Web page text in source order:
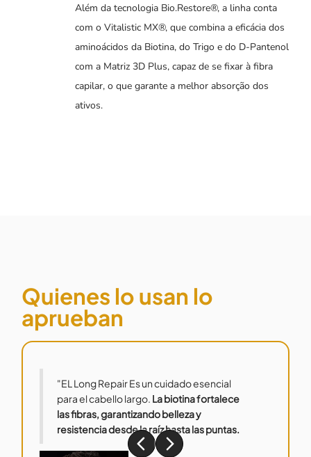
Além da tecnologia Bio.Restore®, a linha conta
com o Vitalistic MX®, que combina a eficácia dos
aminoácidos da Biotina, do Trigo e do D-Pantenol
com a Matriz 3D Plus, capaz de se fixar à fibra
capilar, o que garante a melhor absorção dos
ativos.
Quienes lo usan lo
aprueban
"EL Long Repair Es un cuidado esencial
para el cabello largo. La biotina fortalece
las fibras, garantizando belleza y
resistencia desde la raíz hasta las puntas.